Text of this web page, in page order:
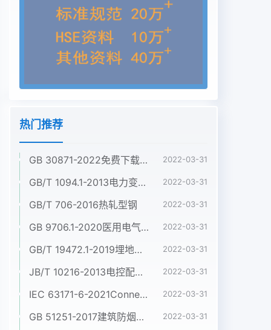
热门推荐
GB 30871-2022免费下载危险化学品企业特殊作业安全规范 2022-03-31
GB/T 1094.1-2013电力变压器 第1部分:总则 2022-03-31
GB/T 706-2016热轧型钢 2022-03-31
GB 9706.1-2020医用电气设备 第1部分:基本安全和基本性能的通用要求 2022-03-31
GB/T 19472.1-2019埋地用聚乙烯(PE)结构壁管道系统 第1部分:聚乙烯双壁波纹管材 2022-03-31
JB/T 10216-2013电控配电用电缆桥架 2022-03-31
IEC 63171-6-2021Connectors for electrical and electronic equipment - Part 6: Detail specification for 2-way and 4-way (data/power), shielded, free and fixed connectors for power and data transmission with frequencies up to 600 MHz 2022-03-31
GB 51251-2017建筑防烟排烟系统技术标准 2022-03-31